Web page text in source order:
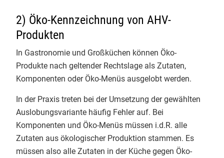
Simulationen zum professionellen
und sicheren Auftreten als Prüfer:in
aber vor allem eines: viel Mut für
​#BioKontrolle #Zertifizierung
Justus-Liebig-Universität Giessen
Christian Herzig
3
Info-Service 3/2021
Info-Service 2/2021
Info-Service 1/2021
Info-Service 4/2020
Info-Service 3/2020
Info-Service 2/2020
2) Öko-Kennzeichnung von AHV-
Produkten
In Gastronomie und Großküchen können Öko-
Produkte nach geltender Rechtslage als Zutaten,
Komponenten oder Öko-Menüs ausgelobt werden.
In der Praxis treten bei der Umsetzung der gewählten
Auslobungsvariante häufig Fehler auf. Bei
Komponenten und Öko-Menüs müssen i.d.R. alle
Zutaten aus ökologischer Produktion stammen. Es
müssen also alle Zutaten in der Küche gegen Öko-